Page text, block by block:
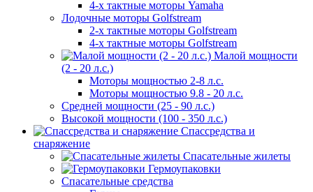
4-х тактные моторы Yamaha
Лодочные моторы Golfstream
2-х тактные моторы Golfstream
4-х тактные моторы Golfstream
Малой мощности
(2 - 20 л.с.)
Моторы мощностью 2-8 л.с.
Моторы мощностью 9.8 - 20 л.с.
Средней мощности (25 - 90 л.с.)
Высокой мощности (100 - 350 л.с.)
Спассредства и
снаряжение
Спасательные жилеты
Гермоупаковки
Спасательные средства